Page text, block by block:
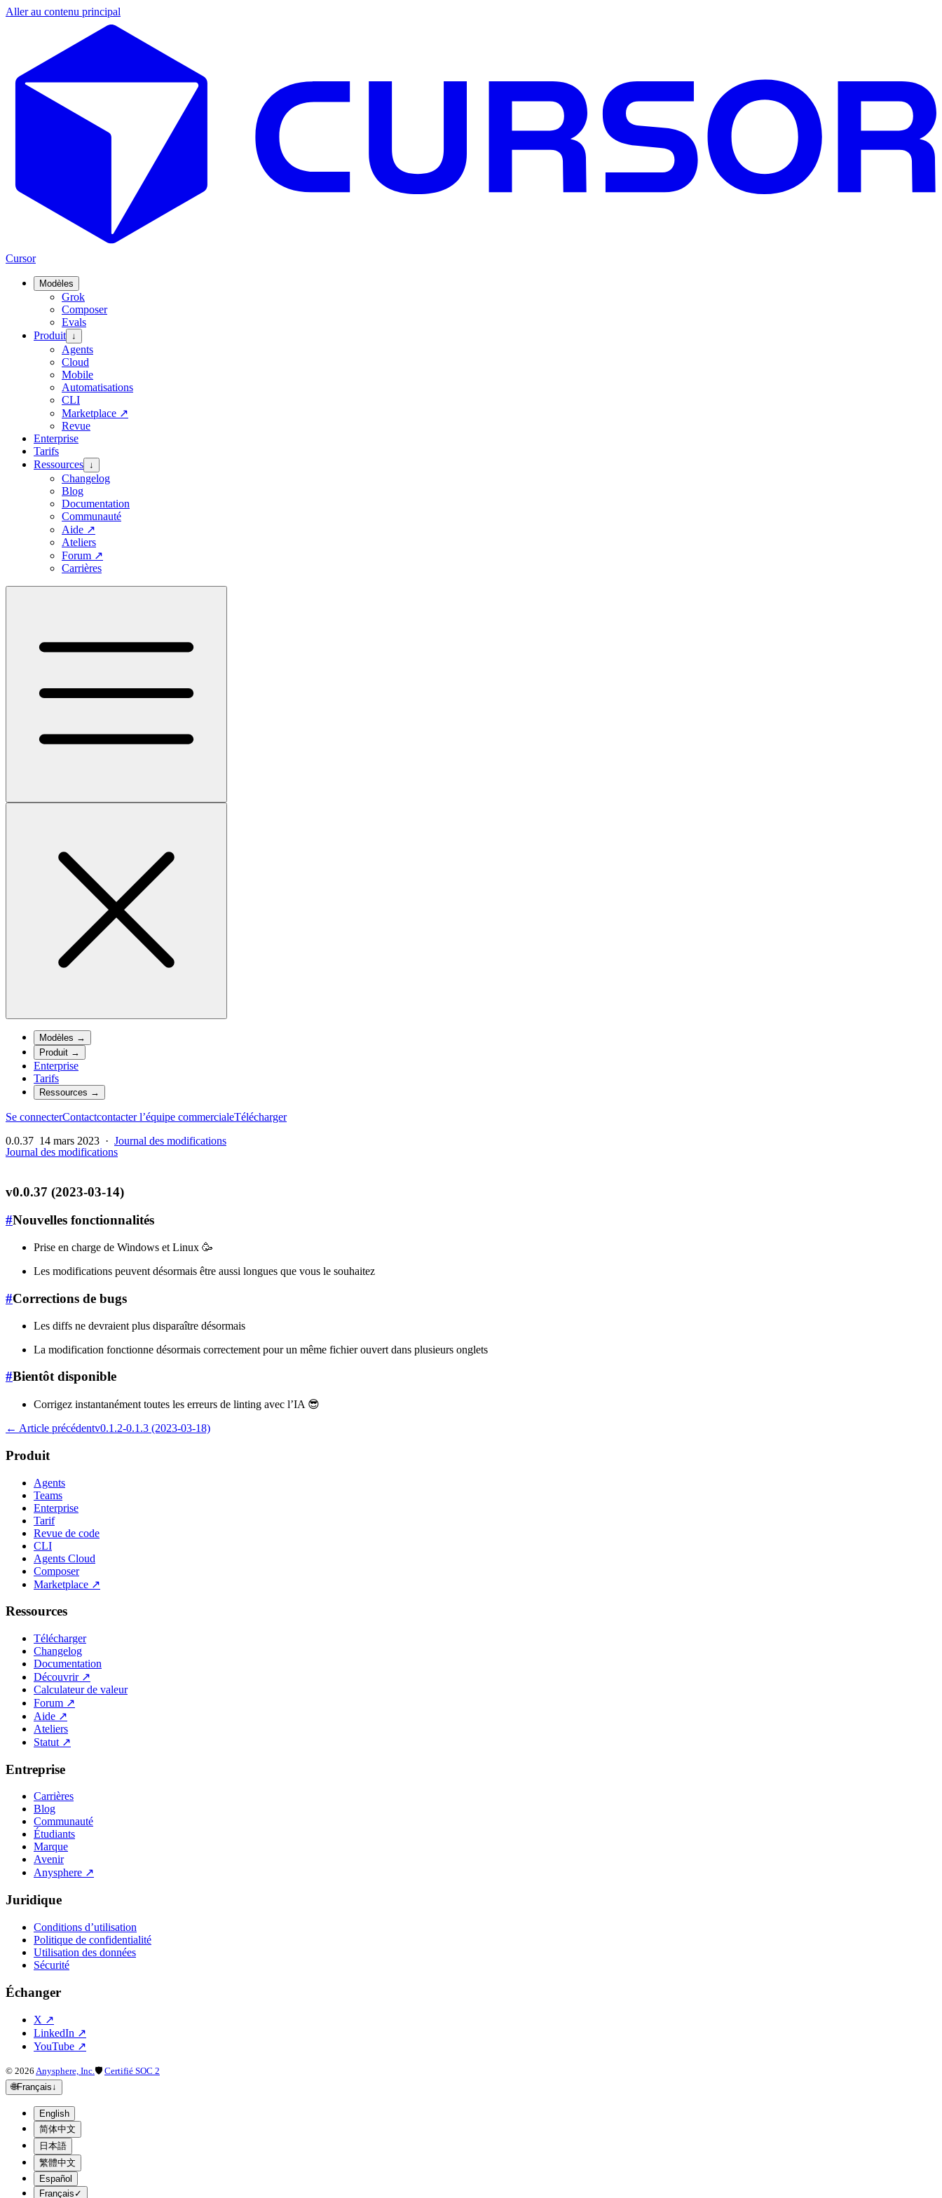
Aller au contenu principal
Cursor
Modèles
Grok
Composer
Evals
Produit ↓
Agents
Cloud
Mobile
Automatisations
CLI
Marketplace ↗
Revue
Enterprise
Tarifs
Ressources ↓
Changelog
Blog
Documentation
Communauté
Aide ↗
Ateliers
Forum ↗
Carrières
Modèles →
Produit →
Enterprise
Tarifs
Ressources →
Se connecterContactcontacter l’équipe commercialeTélécharger
0.0.37 14 mars 2023 · Journal des modifications
Journal des modifications
v0.0.37 (2023-03-14)
#Nouvelles fonctionnalités
Prise en charge de Windows et Linux 🥳
Les modifications peuvent désormais être aussi longues que vous le souhaitez
#Corrections de bugs
Les diffs ne devraient plus disparaître désormais
La modification fonctionne désormais correctement pour un même fichier ouvert dans plusieurs onglets
#Bientôt disponible
Corrigez instantanément toutes les erreurs de linting avec l’IA 😎
← Article précédentv0.1.2-0.1.3 (2023-03-18)
Produit
Agents
Teams
Enterprise
Tarif
Revue de code
CLI
Agents Cloud
Composer
Marketplace ↗
Ressources
Télécharger
Changelog
Documentation
Découvrir↗
Calculateur de valeur
Forum ↗
Aide ↗
Ateliers
Statut ↗
Entreprise
Carrières
Blog
Communauté
Étudiants
Marque
Avenir
Anysphere ↗
Juridique
Conditions d’utilisation
Politique de confidentialité
Utilisation des données
Sécurité
Échanger
X ↗
LinkedIn ↗
YouTube ↗
© 2026 Anysphere, Inc.🛡 Certifié SOC 2
🌐Français↓
English
简体中文
日本語
繁體中文
Español
Français ✓